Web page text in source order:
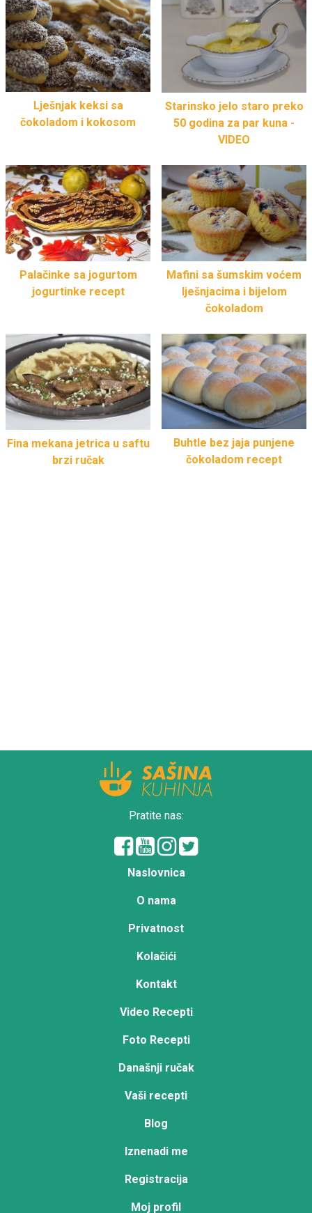
Lješnjak keksi sa
čokoladom i kokosom
Starinsko jelo staro preko
50 godina za par kuna -
VIDEO
Palačinke sa jogurtom
jogurtinke recept
Mafini sa šumskim voćem
lješnjacima i bijelom
čokoladom
Fina mekana jetrica u saftu
brzi ručak
Buhtle bez jaja punjene
čokoladom recept
Pratite nas:
Naslovnica
O nama
Privatnost
Kolačići
Kontakt
Video Recepti
Foto Recepti
Današnji ručak
Vaši recepti
Blog
Iznenadi me
Registracija
Moj profil